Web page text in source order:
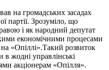
на громадських засадах
партії. Зрозуміло, що
і як народний депутат
економічними процесами
«Опіллі».Такий розвиток
в жодні управлінські
акціонерам «Опілля».